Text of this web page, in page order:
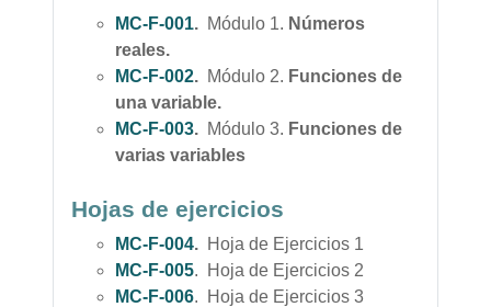
MC-F-001. Módulo 1. Números
reales.
MC-F-002. Módulo 2. Funciones de
una variable.
MC-F-003. Módulo 3. Funciones de
varias variables
Hojas de ejercicios
MC-F-004. Hoja de Ejercicios 1
MC-F-005. Hoja de Ejercicios 2
MC-F-006. Hoja de Ejercicios 3